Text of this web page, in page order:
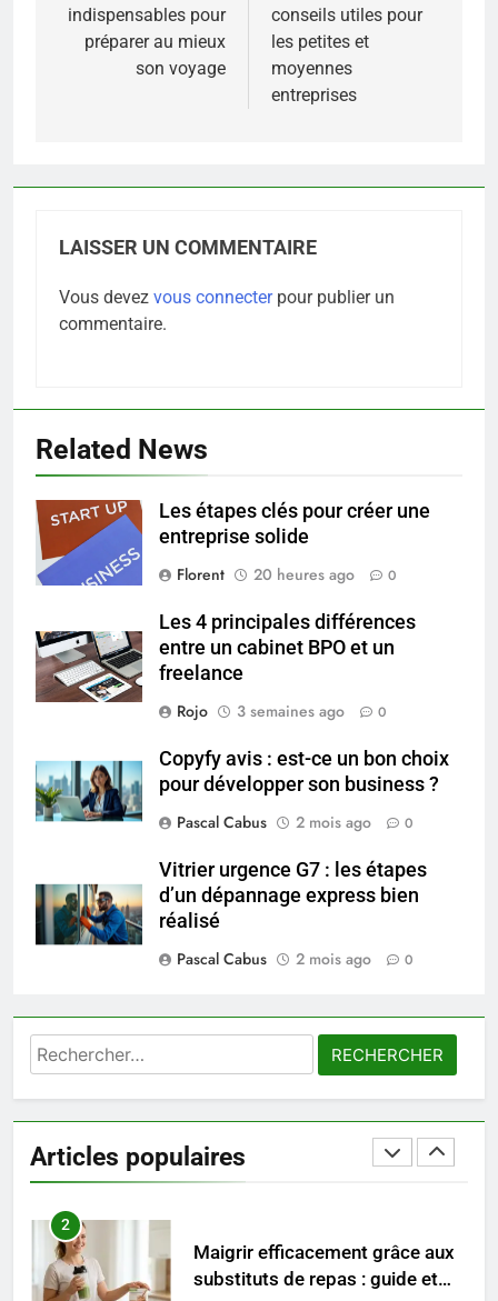
l’article
indispensables pour
préparer au mieux
son voyage
conseils utiles pour
les petites et
moyennes
entreprises
LAISSER UN COMMENTAIRE
Vous devez vous connecterpour publier un
commentaire.
Related News
Les étapes clés pour créer une
entreprise solide
Florent
20 heures ago 0
Les 4 principales différences
entre un cabinet BPO et un
freelance
Rojo
3 semaines ago 0
Copyfy avis : est-ce un bon choix
pour développer son business ?
Pascal Cabus
2 mois ago 0
Vitrier urgence G7 : les étapes
d’un dépannage express bien
réalisé
Pascal Cabus
2 mois ago 0
Rechercher :
Articles populaires
Les secrets révélés pour une
peau éclatante grâce à The
Ordinary
SANTÉ
6
Prévenir les chutes chez les
exercices
BIEN ÊTRE
7
Voyance à La Rochelle : où
sérieux à un tarif juste ?
BIEN ÊTRE
8
Sclérose en plaques et
femmes enceintes doivent
connaître
SANTÉ
1
ENTREPRISE
2
Maigrir efficacement grâce aux
substituts de repas : guide et